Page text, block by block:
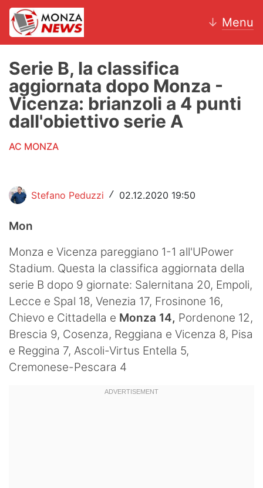
↓ Menu
News
AC Monza
Calcio
Volley
Hockey
Altri sport
Hockey
Pallanuoto
Pallamano
Altre
Serie B, la classifica
aggiornata dopo Monza -
Vicenza: brianzoli a 4 punti
dall'obiettivo serie A
AC MONZA
Stefano Peduzzi / 02.12.2020 19:50
Mon
Monza e Vicenza pareggiano 1-1 all'UPower
Stadium. Questa la classifica aggiornata della
serie B dopo 9 giornate: Salernitana 20, Empoli,
Lecce e Spal 18, Venezia 17, Frosinone 16,
Chievo e Cittadella e Monza 14, Pordenone 12,
Brescia 9, Cosenza, Reggiana e Vicenza 8, Pisa
e Reggina 7, Ascoli-Virtus Entella 5,
Cremonese-Pescara 4